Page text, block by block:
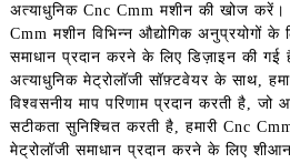
अत्याधुनिक Cnc Cmm मशीन की खोज करें।
Cmm मशीन विभिन्न औद्योगिक अनुप्रयोगों
समाधान प्रदान करने के लिए डिज़ाइन की
अत्याधुनिक मेट्रोलॉजी सॉफ़्टवेयर के साथ,
विश्वसनीय माप परिणाम प्रदान करती है, जो
सटीकता सुनिश्चित करती है, हमारी Cnc
मेट्रोलॉजी समाधान प्रदान करने के लिए